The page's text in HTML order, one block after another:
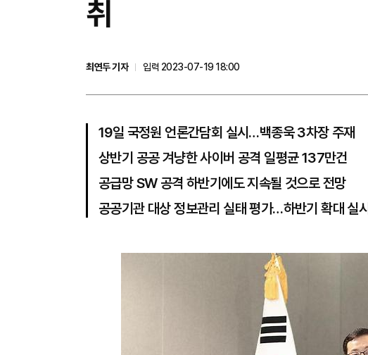
취
최연두 기자
입력 2023-07-19 18:00
19일 국정원 언론간담회 실시…백종욱 3차장 주재
상반기 공공 겨냥한 사이버 공격 일평균 137만건
공급망 SW 공격 하반기에도 지속될 것으로 전망
공공기관 대상 정보관리 실태 평가…하반기 확대 실시